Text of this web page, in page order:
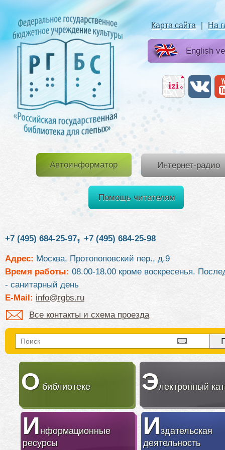
Карта сайта | На
English
Автоинформатор Интернет-радио
Помощь читателям
+7 (495) 684-25-97, +7 (495) 684-25-98
Адрес: Москва, Протопоповский пер., д.9
Время работы: 08.00-18.00 кроме воскресенья.
- санитарный день
E-Mail: info@rgbs.ru
Все контакты и схема проезда
О библиотеке Электронный
Информационные
ресурсы
Издательская
деятельность